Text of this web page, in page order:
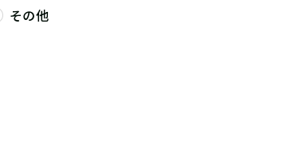
その他